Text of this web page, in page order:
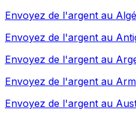
Envoyez de l'argent au
Envoyez de l'argent au
Envoyez de l'argent au
Envoyez de l'argent au
Envoyez de l'argent au